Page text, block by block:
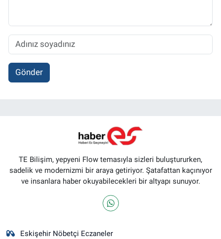
Gönder
TE Bilişim, yepyeni Flow temasıyla sizleri buluştururken,
sadelik ve modernizmi bir araya getiriyor. Şatafattan kaçınıyor
ve insanlara haber okuyabilecekleri bir altyapı sunuyor.
Eskişehir Nöbetçi Eczaneler